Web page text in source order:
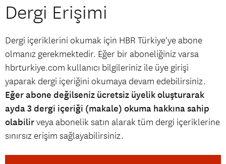
Dergi Erişimi
Dergi içeriklerini okumak için HBR Türkiye'ye abone
olmanız gerekmektedir. Eğer bir aboneliğiniz varsa
hbrturkiye.com kullanıcı bilgileriniz ile üye girişi
yaparak dergi içeriğini okumaya devam edebilirsiniz.
Eğer abone değilseniz ücretsiz üyelik oluşturarak
ayda 3 dergi içeriği (makale) okuma hakkına sahip
olabilirveya abonelik satın alarak tüm dergi içeriklerine
sınırsız erişim sağlayabilirsiniz.